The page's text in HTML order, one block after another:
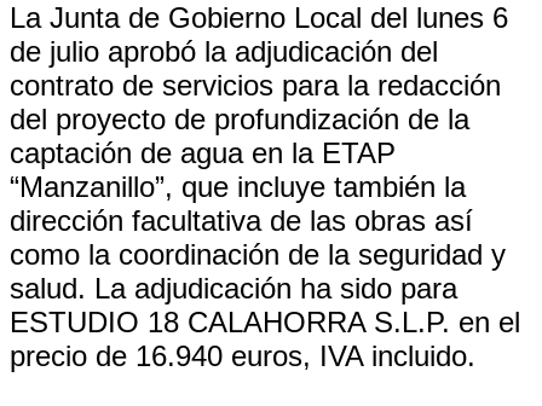
La Junta de Gobierno Local del lunes 6
de julio aprobó la adjudicación del
contrato de servicios para la redacción
del proyecto de profundización de la
captación de agua en la ETAP
“Manzanillo”, que incluye también la
dirección facultativa de las obras así
como la coordinación de la seguridad y
salud. La adjudicación ha sido para
ESTUDIO 18 CALAHORRA S.L.P. en el
precio de 16.940 euros, IVA incluido.